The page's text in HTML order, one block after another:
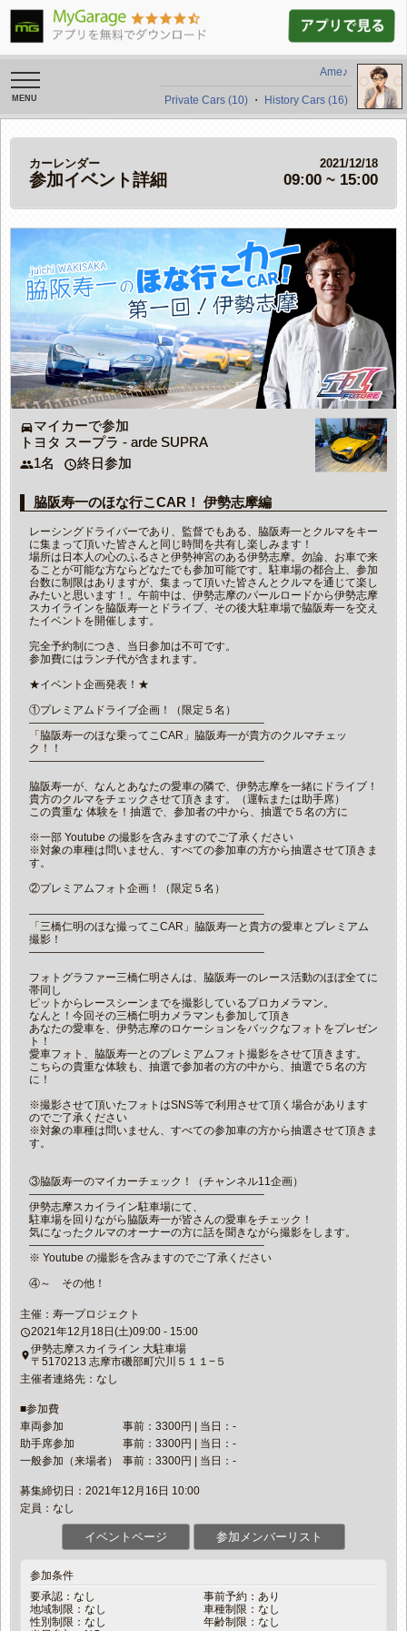
toggle
navigation
Ame♪
Private Cars (10) ・ History Cars (16)
カーレンダー 2021/12/18
参加イベント詳細 09:00 ~ 15:00
directions_carマイカーで参加
トヨタ スープラ - arde SUPRA
people1名 access_time終日参加
脇阪寿一のほな行こCAR！ 伊勢志摩編
レーシングドライバーであり、監督でもある、脇阪寿一とクルマをキー
に集まって頂いた皆さんと同じ時間を共有し楽しみます！
場所は日本人の心のふるさと伊勢神宮のある伊勢志摩。勿論、お車で来
ることが可能な方ならどなたでも参加可能です。駐車場の都合上、参加
台数に制限はありますが、集まって頂いた皆さんとクルマを通じて楽し
みたいと思います！。午前中は、伊勢志摩のパールロードから伊勢志摩
スカイラインを脇阪寿一とドライブ、その後大駐車場で脇阪寿一を交え
たイベントを開催します。
完全予約制につき、当日参加は不可です。
参加費にはランチ代が含まれます。
★イベント企画発表！★
①プレミアムドライブ企画！（限定５名）
—————————————————————–
「脇阪寿一のほな乗ってこCAR」脇阪寿一が貴方のクルマチェッ
ク！！
—————————————————————–
脇阪寿一が、なんとあなたの愛車の隣で、伊勢志摩を一緒にドライブ！
貴方のクルマをチェックさせて頂きます。（運転または助手席）
この貴重な 体験を！抽選で、参加者の中から、抽選で５名の方に
※一部 Youtube の撮影を含みますのでご了承ください
※対象の車種は問いません、すべての参加車の方から抽選させて頂きま
す。
②プレミアムフォト企画！（限定５名）
—————————————————————–
「三橋仁明のほな撮ってこCAR」脇阪寿一と貴方の愛車とプレミアム
撮影！
—————————————————————–
フォトグラファー三橋仁明さんは、脇阪寿一のレース活動のほぼ全てに
帯同し
ピットからレースシーンまでを撮影しているプロカメラマン。
なんと！今回その三橋仁明カメラマンも参加して頂き
あなたの愛車を、伊勢志摩のロケーションをバックなフォトをプレゼン
ト！
愛車フォト、脇阪寿一とのプレミアムフォト撮影をさせて頂きます。
こちらの貴重な体験も、抽選で参加者の方の中から、抽選で５名の方
に！
※撮影させて頂いたフォトはSNS等で利用させて頂く場合があります
のでご了承ください
※対象の車種は問いません、すべての参加車の方から抽選させて頂きま
す。
③脇阪寿一のマイカーチェック！（チャンネル11企画）
—————————————————————–
伊勢志摩スカイライン駐車場にて、
駐車場を回りながら脇阪寿一が皆さんの愛車をチェック！
気になったクルマのオーナーの方に話を聞きながら撮影をします。
—————————————————————–
※ Youtube の撮影を含みますのでご了承ください
④～ その他！
主催：寿一プロジェクト
access_time2021年12月18日(土)09:00 - 15:00
place伊勢志摩スカイライン 大駐車場
〒5170213 志摩市磯部町穴川５１１−５
主催者連絡先：なし
■参加費
車両参加
事前：3300円 | 当日：-
助手席参加
事前：3300円 | 当日：-
一般参加（来場者）
事前：3300円 | 当日：-
募集締切日：2021年12月16日 10:00
定員：なし
イベントページ 参加メンバーリスト
参加条件
要承認：なし
事前予約：あり
地域制限：なし
車種制限：なし
性別制限：なし
年齢制限：なし